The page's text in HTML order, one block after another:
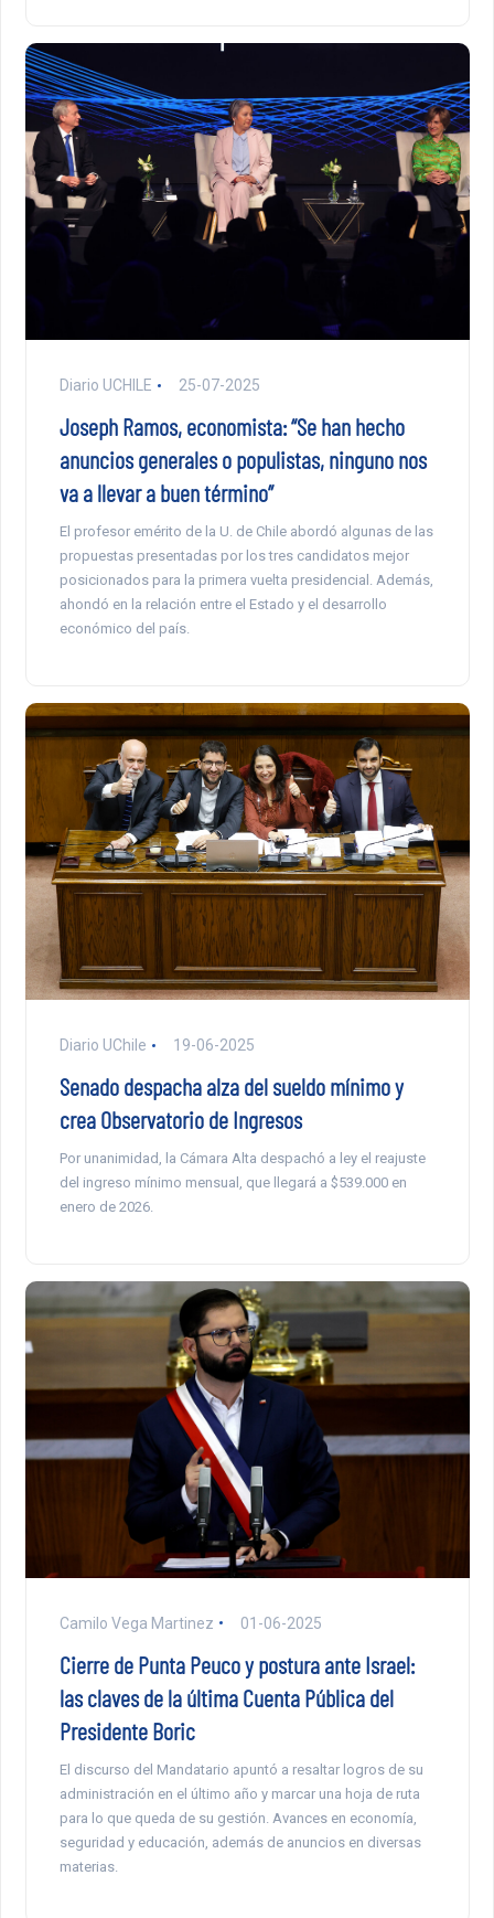
Diario UCHILE 25-07-2025
Joseph Ramos, economista: “Se han hecho
anuncios generales o populistas, ninguno nos
va a llevar a buen término”
El profesor emérito de la U. de Chile abordó algunas de las
propuestas presentadas por los tres candidatos mejor
posicionados para la primera vuelta presidencial. Además,
ahondó en la relación entre el Estado y el desarrollo
económico del país.
Diario UChile 19-06-2025
Senado despacha alza del sueldo mínimo y
crea Observatorio de Ingresos
Por unanimidad, la Cámara Alta despachó a ley el reajuste
del ingreso mínimo mensual, que llegará a $539.000 en
enero de 2026.
Camilo Vega Martinez 01-06-2025
Cierre de Punta Peuco y postura ante Israel:
las claves de la última Cuenta Pública del
Presidente Boric
El discurso del Mandatario apuntó a resaltar logros de su
administración en el último año y marcar una hoja de ruta
para lo que queda de su gestión. Avances en economía,
seguridad y educación, además de anuncios en diversas
materias.